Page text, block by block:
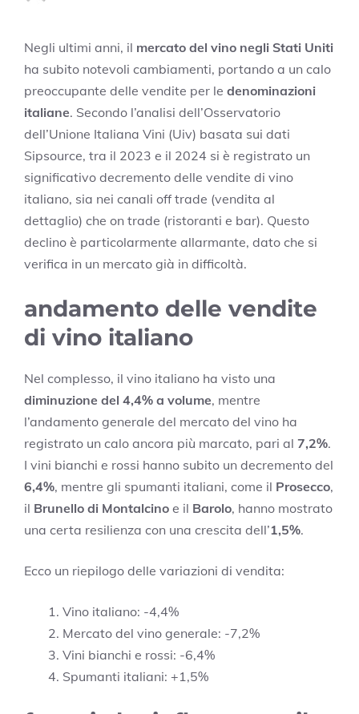
Negli ultimi anni, il mercato del vino negli Stati Uniti
ha subito notevoli cambiamenti, portando a un calo
preoccupante delle vendite per le denominazioni
italiane. Secondo l’analisi dell’Osservatorio
dell’Unione Italiana Vini (Uiv) basata sui dati
Sipsource, tra il 2023 e il 2024 si è registrato un
significativo decremento delle vendite di vino
italiano, sia nei canali off trade (vendita al
dettaglio) che on trade (ristoranti e bar). Questo
declino è particolarmente allarmante, dato che si
verifica in un mercato già in difficoltà.
andamento delle vendite
di vino italiano
Nel complesso, il vino italiano ha visto una
diminuzione del 4,4% a volume, mentre
l’andamento generale del mercato del vino ha
registrato un calo ancora più marcato, pari al 7,2%.
I vini bianchi e rossi hanno subito un decremento del
6,4%, mentre gli spumanti italiani, come il Prosecco,
il Brunello di Montalcino e il Barolo, hanno mostrato
una certa resilienza con una crescita dell’1,5%.
Ecco un riepilogo delle variazioni di vendita:
Vino italiano: -4,4%
Mercato del vino generale: -7,2%
Vini bianchi e rossi: -6,4%
Spumanti italiani: +1,5%